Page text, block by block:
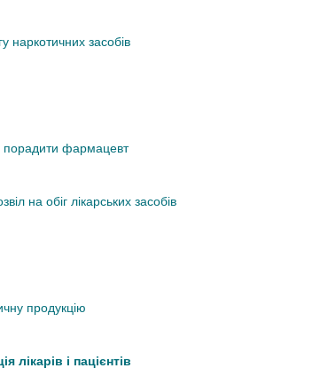
наркотичних засобів
порадити фармацевт
на обіг лікарських засобів
продукцію
і пацієнтів